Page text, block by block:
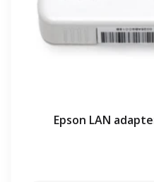
Epson LAN